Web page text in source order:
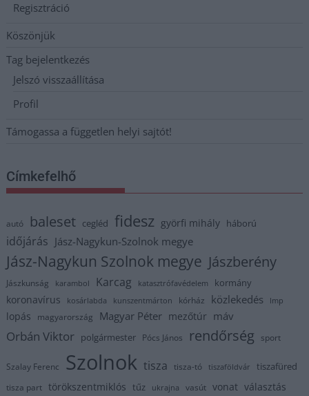
Regisztráció
Köszönjük
Tag bejelentkezés
Jelszó visszaállítása
Profil
Támogassa a független helyi sajtót!
Címkefelhő
autó baleset cegléd fidesz györfi mihály háború
időjárás Jász-Nagykun-Szolnok megye
Jász-Nagykun Szolnok megye Jászberény
Jászkunság karambol Karcag katasztrófavédelem kormány
koronavírus kosárlabda kunszentmárton kórház közlekedés lmp
lopás magyarország Magyar Péter mezőtúr máv
Orbán Viktor polgármester Pócs János rendőrség sport
Szalay Ferenc Szolnok tisza tisza-tó tiszaföldvár tiszafüred
tisza part törökszentmiklós tűz ukrajna vasút vonat választás